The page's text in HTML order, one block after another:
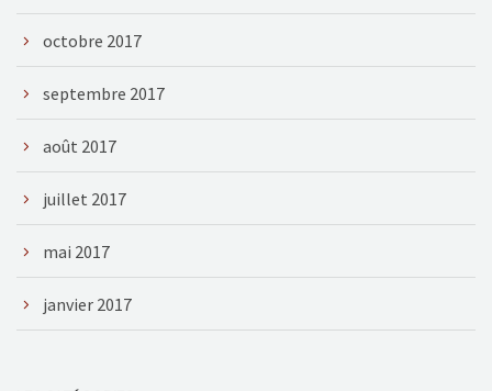
octobre 2017
septembre 2017
août 2017
juillet 2017
mai 2017
janvier 2017